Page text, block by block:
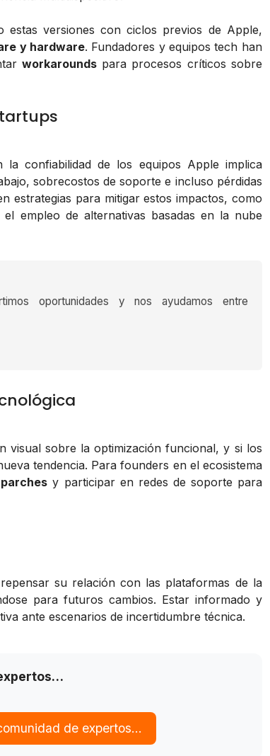
estas versiones con ciclos previos de Apple,
y hardware. Fundadores y equipos tech han
workaroundspara procesos críticos sobre
confiabilidad de los equipos Apple implica
sobrecostos de soporte e incluso pérdidas
estrategias para mitigar estos impactos, como
empleo de alternativas basadas en la nube
oportunidades y nos ayudamos entre
visual sobre la optimización funcional, y si los
tendencia. Para founders en el ecosistema
y participar en redes de soporte para
su relación con las plataformas de la
para futuros cambios. Estar informado y
ante escenarios de incertidumbre técnica.
de expertos…